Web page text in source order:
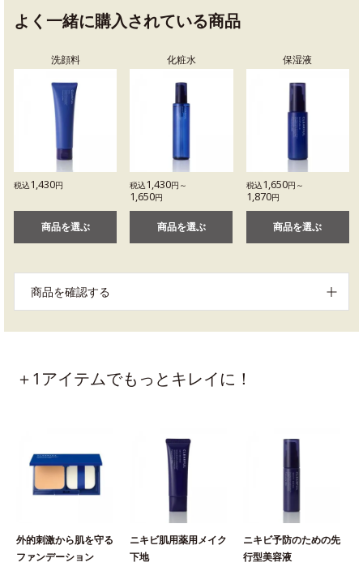
よく一緒に購入されている商品
洗顔料
税込1,430円
商品を選ぶ
化粧水
税込1,430円～
1,650円
商品を選ぶ
保湿液
税込1,650円～
1,870円
商品を選ぶ
商品を確認する
＋1アイテムでもっとキレイに！
外的刺激から肌を守る
ファンデーション
ニキビ肌用薬用メイク
下地
ニキビ予防のための先
行型美容液